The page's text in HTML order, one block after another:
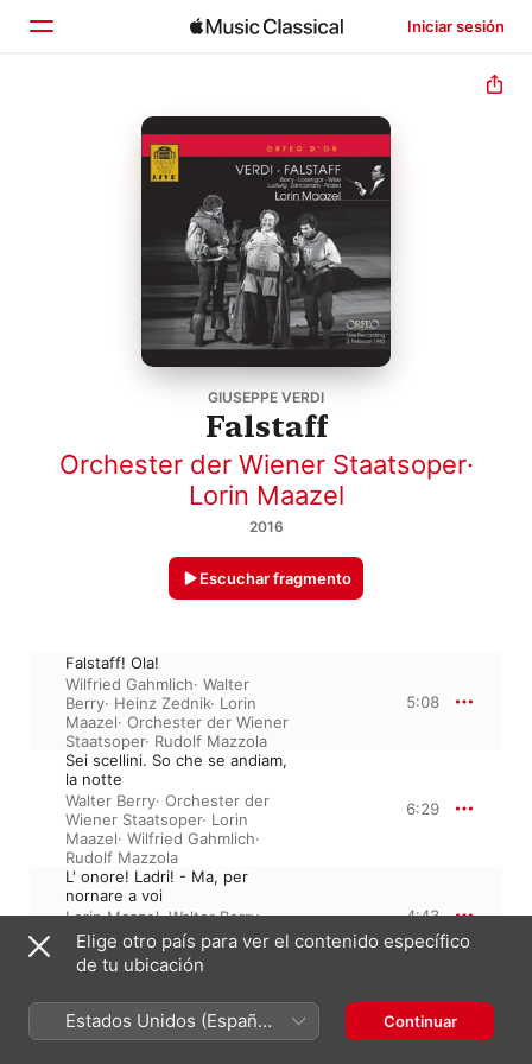
Iniciar sesión
GIUSEPPE VERDI
Falstaff
Orchester der Wiener Staatsoper·
Lorin Maazel
2016
Escuchar fragmento
Falstaff! Ola!
Wilfried Gahmlich· Walter
Berry· Heinz Zednik· Lorin
Maazel· Orchester der Wiener
Staatsoper· Rudolf Mazzola
5:08
Sei scellini. So che se andiam,
la notte
Walter Berry· Orchester der
Wiener Staatsoper· Lorin
Maazel· Wilfried Gahmlich·
Rudolf Mazzola
6:29
L' onore! Ladri! - Ma, per
nornare a voi
Lorin Maazel·Walter Berry·
Orchester der Wiener
Staatsoper
4:43
Alice. Meg. Nannetta
Staatsoper ·Pilar Lorengar
Patricia Wise·Lorin Maazel·
1:17
Elige otro país para ver el contenido específico
de tu ubicación
Estados Unidos (Español
México)
Continuar